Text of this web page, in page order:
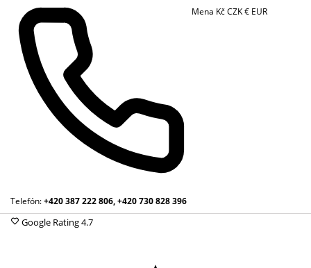
Telefón:+420 387 222 806, +420 730 828 396
Mena KčCZK€ EUR
Google Rating4.7